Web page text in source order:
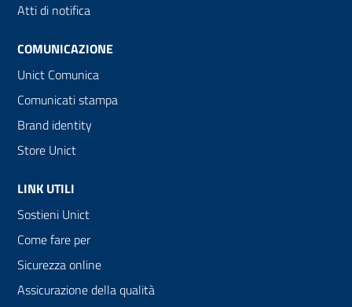
Atti di notifica
COMUNICAZIONE
Unict Comunica
Comunicati stampa
Brand identity
Store Unict
LINK UTILI
Sostieni Unict
Come fare per
Sicurezza online
Assicurazione della qualità